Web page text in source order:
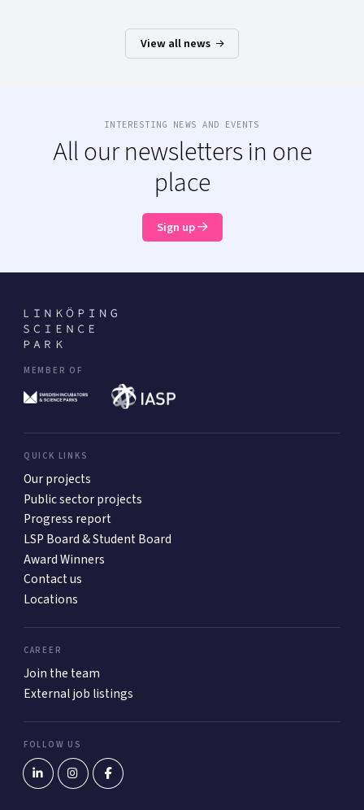
View all news
INTERESTING NEWS AND EVENTS
All our newsletters in one
place
Sign up
MEMBER OF
QUICK LINKS
Our projects
Public sector projects
Progress report
LSP Board & Student Board
Award Winners
Contact us
Locations
CAREER
Join the team
External job listings
FOLLOW US